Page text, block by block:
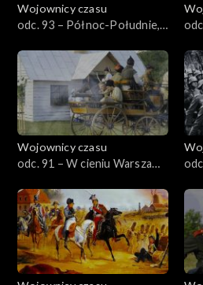
Wojownicy czasu
odc. 93 – Północ-Południe,
Polaków
Wojownicy czasu
odc. 91 – W cieniu Warszawy,